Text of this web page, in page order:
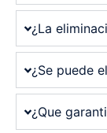
¿La
¿Se puede
¿Que